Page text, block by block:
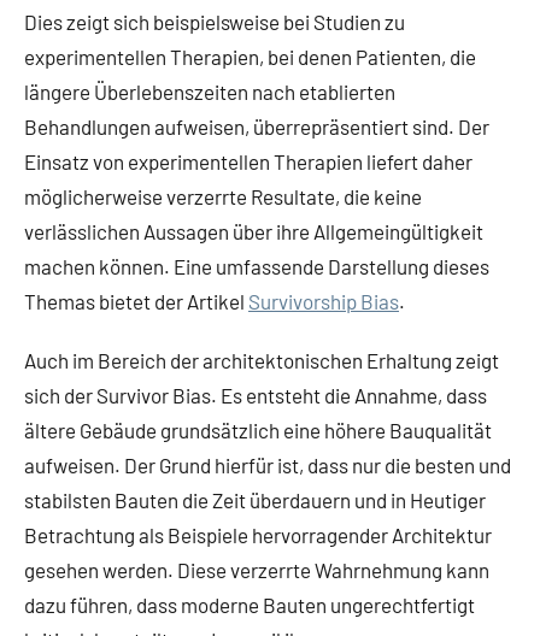
Dies zeigt sich beispielsweise bei Studien zu
experimentellen Therapien, bei denen Patienten, die
längere Überlebenszeiten nach etablierten
Behandlungen aufweisen, überrepräsentiert sind. Der
Einsatz von experimentellen Therapien liefert daher
möglicherweise verzerrte Resultate, die keine
verlässlichen Aussagen über ihre Allgemeingültigkeit
machen können. Eine umfassende Darstellung dieses
Themas bietet der Artikel Survivorship Bias.
Auch im Bereich der architektonischen Erhaltung zeigt
sich der Survivor Bias. Es entsteht die Annahme, dass
ältere Gebäude grundsätzlich eine höhere Bauqualität
aufweisen. Der Grund hierfür ist, dass nur die besten und
stabilsten Bauten die Zeit überdauern und in Heutiger
Betrachtung als Beispiele hervorragender Architektur
gesehen werden. Diese verzerrte Wahrnehmung kann
dazu führen, dass moderne Bauten ungerechtfertigt